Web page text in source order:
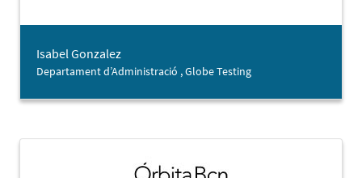
Isabel Gonzalez
Departament d’Administració , Globe Testing